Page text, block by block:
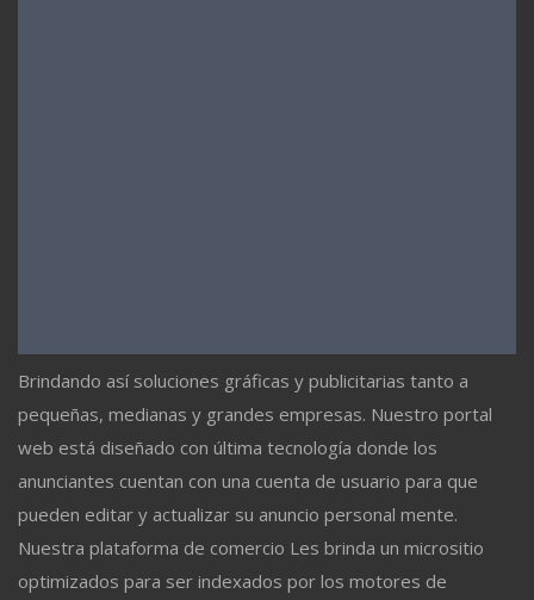
Brindando así soluciones gráficas y publicitarias tanto a
pequeñas, medianas y grandes empresas. Nuestro portal
web está diseñado con última tecnología donde los
anunciantes cuentan con una cuenta de usuario para que
pueden editar y actualizar su anuncio personal mente.
Nuestra plataforma de comercio Les brinda un micrositio
optimizados para ser indexados por los motores de